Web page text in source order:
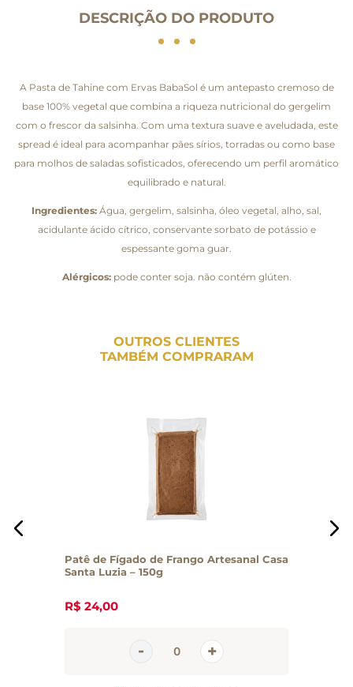
DESCRIÇÃO DO PRODUTO
A Pasta de Tahine com Ervas BabaSol é um antepasto cremoso de
base 100% vegetal que combina a riqueza nutricional do gergelim
com o frescor da salsinha. Com uma textura suave e aveludada, este
spread é ideal para acompanhar pães sírios, torradas ou como base
para molhos de saladas sofisticados, oferecendo um perfil aromático
equilibrado e natural.
Ingredientes: Água, gergelim, salsinha, óleo vegetal, alho, sal,
acidulante ácido cítrico, conservante sorbato de potássio e
espessante goma guar.
Alérgicos:pode conter soja. não contém glúten.
OUTROS CLIENTES
TAMBÉM COMPRARAM
Patê de Fígado de Frango Artesanal Casa
Santa Luzia – 150g
R$ 24,00